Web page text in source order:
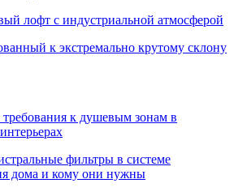
лофт с индустриальной атмосферой
к экстремально крутому склону
к душевым зонам в
фильтры в системе
дома и кому они нужны